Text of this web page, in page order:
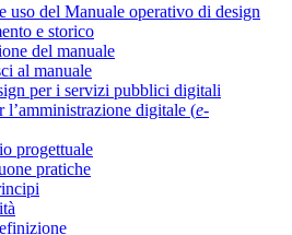
uso del Manuale operativo di design
e storico
del manuale
al manuale
per i servizi pubblici digitali
l’amministrazione digitale (e-
progettuale
pratiche